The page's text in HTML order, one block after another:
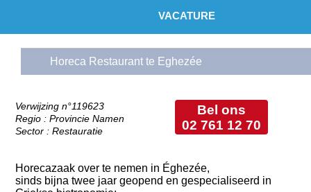
VACATURE
Horeca Restaurant te Eghezée
Bel ons
02 761 12 70
Verwijzing n°119623
Regio : Provincie Namen
Sector : Restauratie
Horecazaak over te nemen in Éghezée,
sinds bijna twee jaar geopend en gespecialiseerd in